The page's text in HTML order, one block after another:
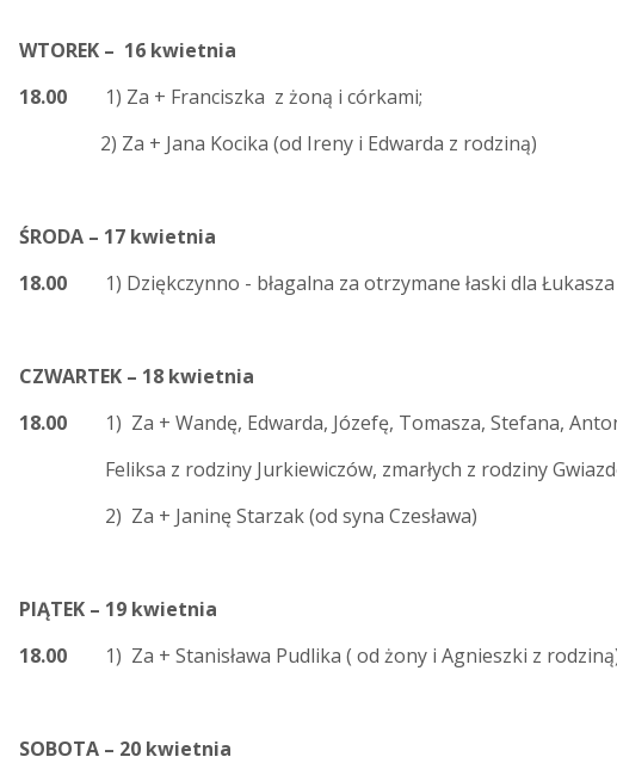
WTOREK – 16 kwietnia
18.001) Za + Franciszka z żoną i córkami;
2) Za + Jana Kocika (od Ireny i Edwarda z rodziną)
ŚRODA – 17 kwietnia
18.00
1) Dziękczynno - błagalna za otrzymane łaski dla
CZWARTEK – 18 kwietnia
18.001) Za + Wandę, Edwarda, Józefę, Tomasza, Stefana,
Feliksa z rodziny Jurkiewiczów, zmarłych z rodziny
2) Za + Janinę Starzak (od syna Czesława)
PIĄTEK – 19 kwietnia
18.001) Za + Stanisława Pudlika ( od żony i Agnieszki z
SOBOTA – 20 kwietnia